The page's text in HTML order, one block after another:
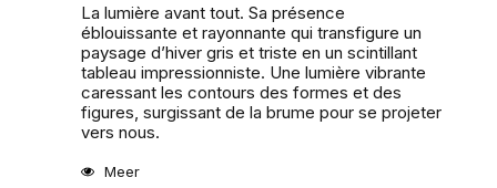
La lumière avant tout. Sa présence
éblouissante et rayonnante qui transfigure un
paysage d’hiver gris et triste en un scintillant
tableau impressionniste. Une lumière vibrante
caressant les contours des formes et des
figures, surgissant de la brume pour se projeter
vers nous.
Meer